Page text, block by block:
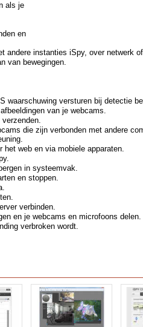
als je
en
andere instanties iSpy, over netwerk
van bewegingen.
waarschuwing versturen bij detectie
van je webcams.
die zijn verbonden met andere
het web en via mobiele apparaten.
in systeemvak.
en stoppen.
verbinden.
en je webcams en microfoons delen.
verbroken wordt.